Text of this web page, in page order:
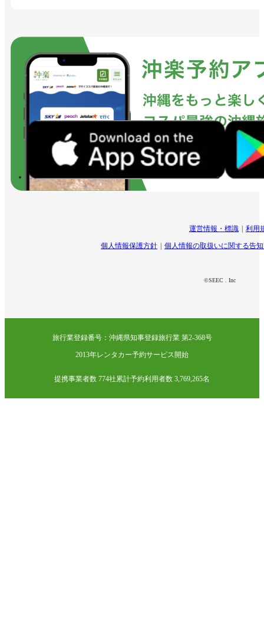
運営情報・標識 利用
個人情報保護方針 個人情報の取扱いに関する告
©SEEC . Inc
旅行業登録番号：沖縄県知事登録旅行業 第2-368号
2013年レンタカー予約サービス開始
提携事業者数 774社累計予約利用者数 3,769,265名